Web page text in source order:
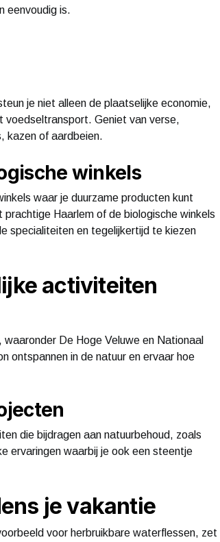
eenvoudig is.
je niet alleen de plaatselijke economie,
voedseltransport. Geniet van verse,
kazen of aardbeien.
winkels
waar je duurzame producten kunt
Haarlem of de biologische winkels
specialiteiten en tegelijkertijd te kiezen
activiteiten
De Hoge Veluwe en Nationaal
ontspannen in de natuur en ervaar hoe
die bijdragen aan natuurbehoud, zoals
ervaringen waarbij je ook een steentje
je vakantie
voor herbruikbare waterflessen, zet